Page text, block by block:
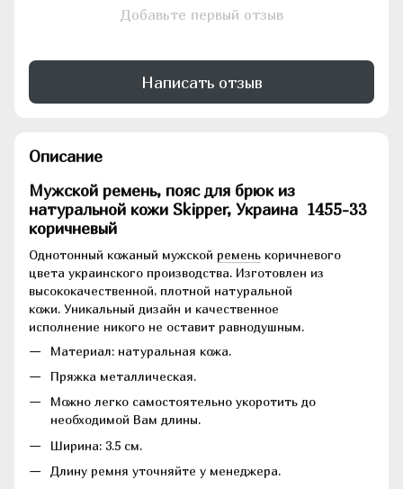
Добавьте первый отзыв
Написать отзыв
Описание
Мужской ремень, пояс для брюк из
натуральной кожи Skipper, Украина 1455-33
коричневый
Однотонный кожаный мужской ремень коричневого
цвета украинского производства. Изготовлен из
высококачественной, плотной натуральной
кожи. Уникальный дизайн и качественное
исполнение никого не оставит равнодушным.
Материал: натуральная кожа.
Пряжка металлическая.
Можно легко самостоятельно укоротить до
необходимой Вам длины.
Ширина: 3.5 см.
Длину ремня уточняйте у менеджера.